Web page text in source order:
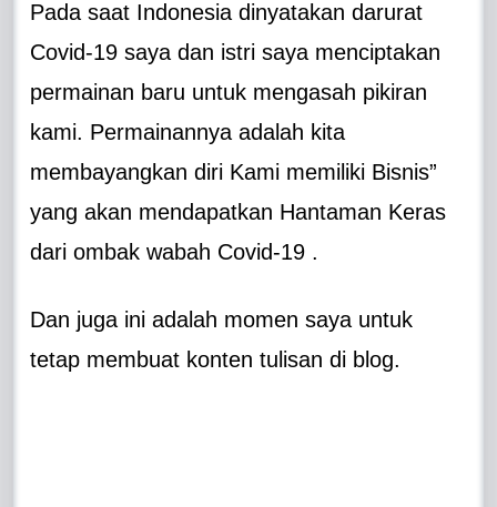
Pada saat Indonesia dinyatakan darurat
Covid-19 saya dan istri saya menciptakan
permainan baru untuk mengasah pikiran
kami. Permainannya adalah kita
membayangkan diri Kami memiliki Bisnis”
yang akan mendapatkan Hantaman Keras
dari ombak wabah Covid-19 .
Dan juga ini adalah momen saya untuk
tetap membuat konten tulisan di blog.